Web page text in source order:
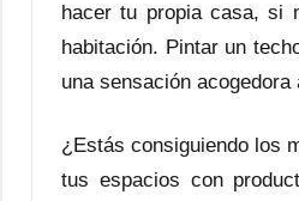
hacer tu propia casa, si
habitación. Pintar un
una sensación
¿Estás consiguiendo los
tus espacios con